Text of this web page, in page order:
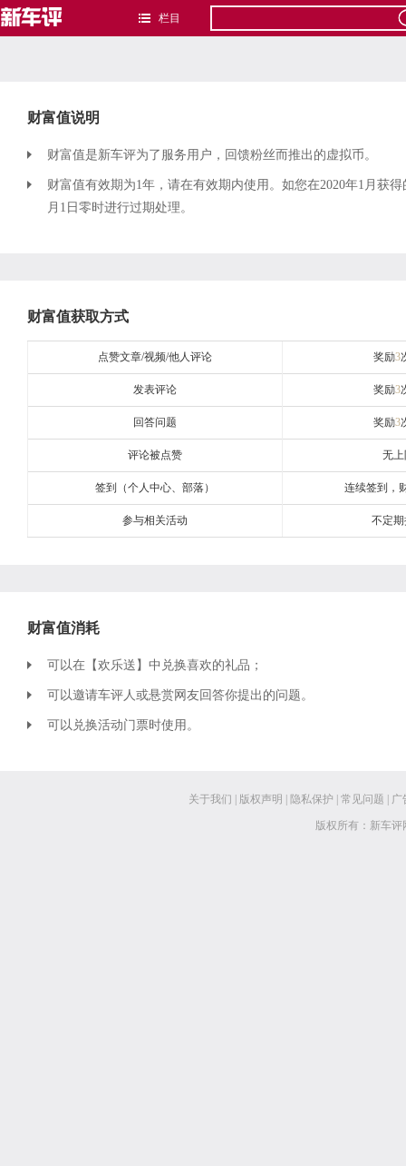
栏目
财富值说明
财富值是新车评为了服务用户，回馈粉丝而推出的虚拟币。
财富值有效期为1年，请在有效期内使用。如您在2020年1月获
月1日零时进行过期处理。
财富值获取方式
点赞文章/视频/他人评论 奖励3
发表评论 奖励3
回答问题 奖励3
评论被点赞 无
签到（个人中心、部落） 连续签到，
参与相关活动 不定
财富值消耗
可以在【欢乐送】中兑换喜欢的礼品；
可以邀请车评人或悬赏网友回答你提出的问题。
可以兑换活动门票时使用。
关于我们 版权声明 隐私保护 常见问题 广
版权所有：新车评